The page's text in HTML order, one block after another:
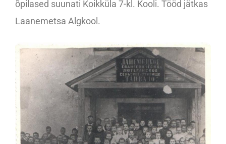
õpilased suunati Koikküla 7-kl. Kooli. Tööd jätkas
Laanemetsa Algkool.